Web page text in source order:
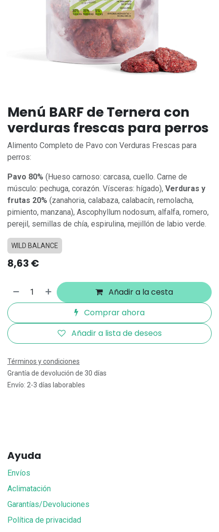
Menú BARF de Ternera con
verduras frescas para perros
Alimento Completo de Pavo con Verduras Frescas para
perros:
Pavo 80% (Hueso carnoso: carcasa, cuello. Carne de
músculo: pechuga, corazón. Vísceras: hígado), Verduras y
frutas 20% (zanahoria, calabaza, calabacín, remolacha,
pimiento, manzana), Ascophyllum nodosum, alfalfa, romero,
perejil, semillas de chía, espirulina, mejillón de labio verde.
WILD BALANCE
8,63 €
Añadir a la cesta
Comprar ahora
Añadir a lista de deseos
Términos y condiciones
Grantía de devolución de 30 días
Envío: 2-3 días laborables
Ayuda
Envíos
Aclimatación
Garantías/Devoluciones
Política de privacidad